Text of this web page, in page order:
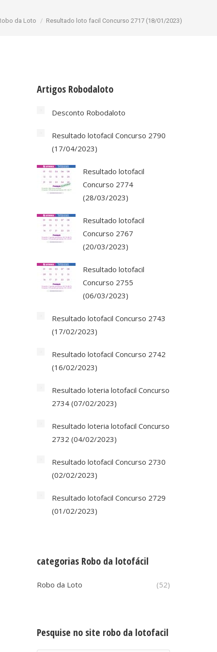
aqui:
da Loto Resultado loto facil Concurso 2717 (18/01/2023)
Artigos Robodaloto
Desconto Robodaloto
Resultado lotofacil Concurso 2790
(17/04/2023)
Resultado lotofacil
Concurso 2774
(28/03/2023)
Resultado lotofacil
Concurso 2767
(20/03/2023)
Resultado lotofacil
Concurso 2755
(06/03/2023)
Resultado lotofacil Concurso 2743
(17/02/2023)
Resultado lotofacil Concurso 2742
(16/02/2023)
Resultado loteria lotofacil Concurso
2734 (07/02/2023)
Resultado loteria lotofacil Concurso
2732 (04/02/2023)
Resultado lotofacil Concurso 2730
(02/02/2023)
Resultado lotofacil Concurso 2729
(01/02/2023)
categorias Robo da lotofácil
Robo da Loto (52)
Pesquise no site robo da lotofacil